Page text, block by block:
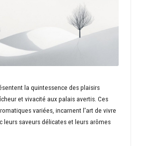
la quintessence des plaisirs
et vivacité aux palais avertis. Ces
variées, incarnent l'art de vivre
leurs saveurs délicates et leurs arômes